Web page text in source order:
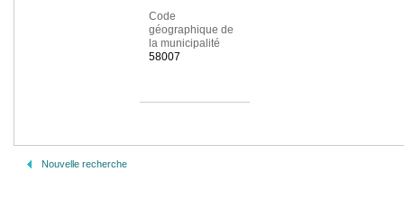
Code
géographique de
la municipalité
58007
Nouvelle recherche